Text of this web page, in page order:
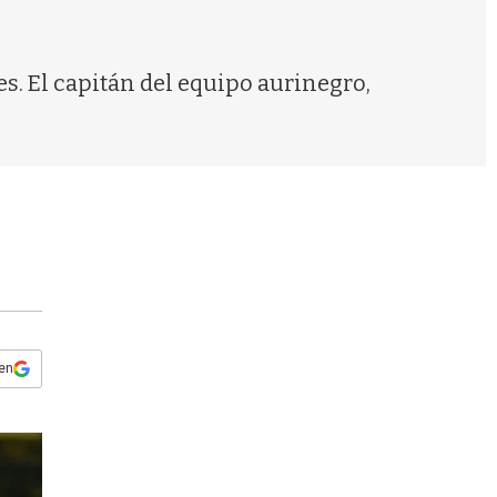
El capitán del equipo aurinegro,